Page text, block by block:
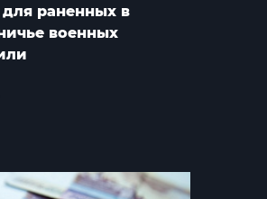
раненных в
военных